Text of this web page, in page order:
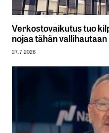
Verkostovaikutus tuo
nojaa tähän vallihautaan
27.7.2026